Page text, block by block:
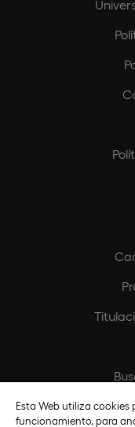
Esta Web utiliza cookies
funcionamiento, para